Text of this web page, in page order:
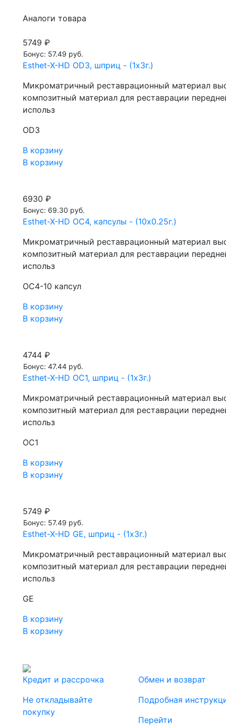
Аналоги товара
5749 ₽
Бонус: 57.49 руб.
Esthet-X-HD OD3, шприц - (1х3г.)
Микроматричный реставрационный материал
композитный материал для реставрации
использ
OD3
В корзину
В корзину
6930 ₽
Бонус: 69.30 руб.
Esthet-X-HD OC4, капсулы - (10х0.25г.)
Микроматричный реставрационный материал
композитный материал для реставрации
использ
OC4-10 капсул
В корзину
В корзину
4744 ₽
Бонус: 47.44 руб.
Esthet-X-HD OC1, шприц - (1х3г.)
Микроматричный реставрационный материал
композитный материал для реставрации
использ
OC1
В корзину
В корзину
5749 ₽
Бонус: 57.49 руб.
Esthet-X-HD GE, шприц - (1х3г.)
Микроматричный реставрационный материал
композитный материал для реставрации
использ
GE
В корзину
В корзину
Кредит и рассрочка
Не откладывайте
покупку
Обмен и возврат
Подробная
Перейти